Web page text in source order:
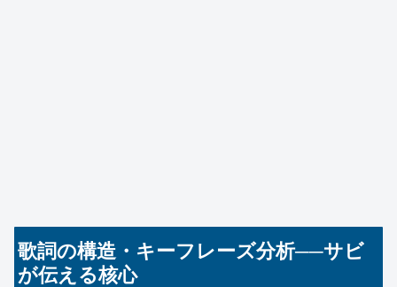
歌詞の構造・キーフレーズ分析──サビ
が伝える核心